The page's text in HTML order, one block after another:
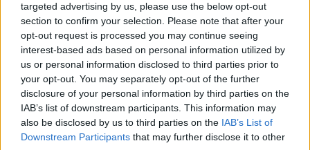
targeted advertising by us, please use the below opt-out
section to confirm your selection. Please note that after your
opt-out request is processed you may continue seeing
interest-based ads based on personal information utilized by
us or personal information disclosed to third parties prior to
your opt-out. You may separately opt-out of the further
disclosure of your personal information by third parties on the
IAB’s list of downstream participants. This information may
also be disclosed by us to third parties on the IAB’s List of
Downstream Participants that may further disclose it to other
En cas de fatigue persistante, de palpitations, d’insomnie ou de
bleus faciles après avoir changé sa façon de consommer le café, il
est recommandé d’en parler à un professionnel de santé. Il pourra
ajuster les horaires, vérifier les analyses ou proposer de passer à
un décaféiné, voire déplacer le rituel café plus tard dans la
matinée.